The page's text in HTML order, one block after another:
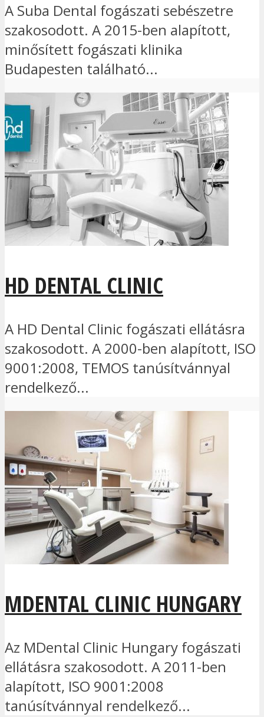
A Suba Dental fogászati sebészetre
szakosodott. A 2015-ben alapított,
minősített fogászati klinika
Budapesten található...
HD DENTAL CLINIC
A HD Dental Clinic fogászati ellátásra
szakosodott. A 2000-ben alapított, ISO
9001:2008, TEMOS tanúsítvánnyal
rendelkező...
MDENTAL CLINIC HUNGARY
Az MDental Clinic Hungary fogászati
ellátásra szakosodott. A 2011-ben
alapított, ISO 9001:2008
tanúsítvánnyal rendelkező...